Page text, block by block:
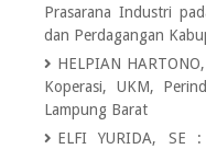
Prasarana Industri
dan Perdagangan
HELPIAN
Koperasi, UKM,
Lampung Barat
ELFI YURIDA, SE
: